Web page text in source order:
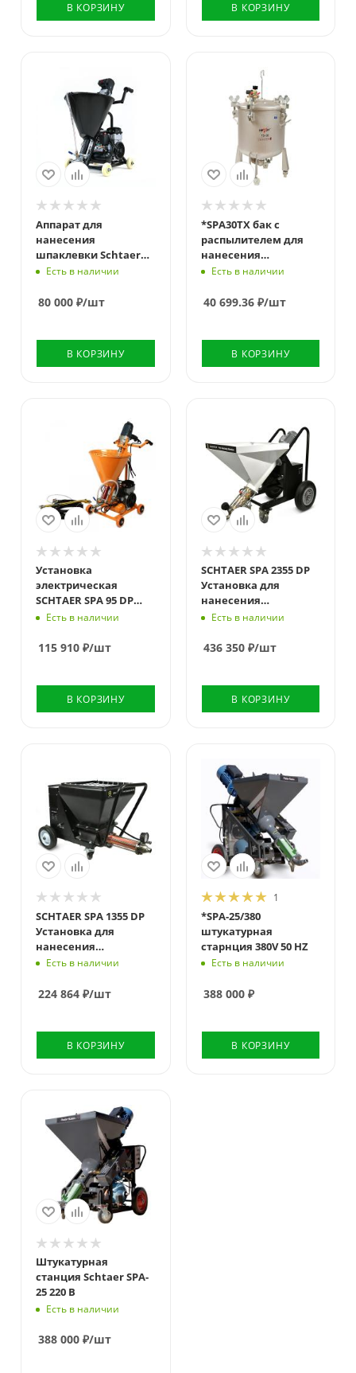
В КОРЗИНУ В КОРЗИНУ
Аппарат для
нанесения
шпаклевки Schtaer
SPA 95 DP
Есть в наличии
80 000 ₽/шт
В КОРЗИНУ
Напряжение,
*SPA30TX бак с
распылителем для
нанесения
текстурных красок
Есть в наличии
40 699.36₽/шт
В КОРЗИНУ
Производительность
Напряжение,
Вольт
220
Рабочее давление,
bar
20
Скорость
вращения, об/мин
1200
Установка
электрическая
SCHTAER SPA 95 DP
для нанесения
Есть в наличии
115 910 ₽/шт
В КОРЗИНУ
30
Напряжение,
bar
38
SCHTAER SPA 2355 DP
Установка для
нанесения
шпаклевки
Есть в наличии
436 350₽/шт
В КОРЗИНУ
л/мин
Напряжение,
Вольт
220
bar
30
SCHTAER SPA 1355 DP
Установка для
нанесения
шпаклевки
Есть в наличии
224 864 ₽/шт
В КОРЗИНУ
Производительность
л/мин
Напряжение,
Вольт
380
Рабочее давление,
bar
20
1
*SPA-25/380
штукатурная
старнция 380V 50 HZ
Есть в наличии
388 000₽
В КОРЗИНУ
Штукатурная
станция Schtaer SPA-
25 220 В
Есть в наличии
388 000 ₽/шт